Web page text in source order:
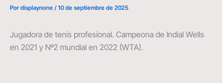
Pordisplaynone / 10 de septiembre de 2025
Jugadora de tenis profesional. Campeona de Indial Wells
en 2021 y Nº2 mundial en 2022 (WTA).